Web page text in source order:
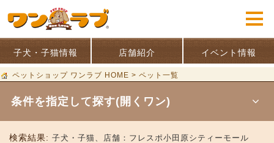
子犬・子猫情報 店舗紹介 イベント情報
ペットショップ ワンラブ HOME > ペット一覧
条件を指定して探す(開くワン)
検索結果: 子犬・子猫、 店舗： フレスポ小田原シティーモール